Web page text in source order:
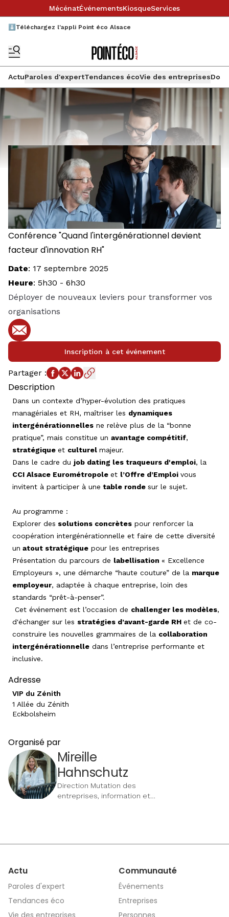
MécénatÉvénementsKiosqueServices
⬇️Téléchargez l'appli Point éco Alsace
ActuParoles d'expertTendances écoVie des entreprises
Conférence "Quand l'intergénérationnel devient
facteur d'innovation RH"
Date: 17 septembre 2025
Heure: 5h30 - 6h30
Déployer de nouveaux leviers pour transformer vos
organisations
E-mail
Inscription à cet événement
Partager :
Description
Dans un contexte d’hyper-évolution des pratiques
managériales et RH, maîtriser les dynamiques
intergénérationnelles ne relève plus de la “bonne
pratique”, mais constitue un avantage compétitif,
stratégique et culturel majeur.
Dans le cadre du job dating les traqueurs d'emploi, la
CCI Alsace Eurométropole et l’Offre d’Emploi vous
invitent à participer à une table ronde sur le sujet.
Au programme :
Explorer des solutions concrètes pour renforcer la
coopération intergénérationnelle et faire de cette diversité
un atout stratégique pour les entreprises
Présentation du parcours de labellisation « Excellence
Employeurs », une démarche “haute couture” de la marque
employeur, adaptée à chaque entreprise, loin des
standards “prêt-à-penser”.
Cet événement est l’occasion de challenger les modèles,
d'échanger sur les stratégies d’avant-garde RH et de co-
construire les nouvelles grammaires de la collaboration
intergénérationnelle dans l’entreprise performante et
inclusive.
Adresse
VIP du Zénith
1 Allée du Zénith
Eckbolsheim
Organisé par
Mireille
Hahnschutz
Direction Mutation des
entreprises, information et
Actu
Paroles d'expert
Tendances éco
Communauté
Événements
Entreprises